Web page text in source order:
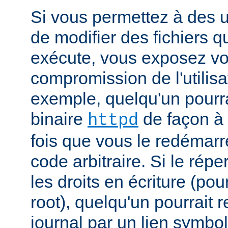
Si vous permettez à des
de modifier des fichiers
exécute, vous exposez
compromission de
exemple, quelqu'un
binaire httpd de façon
fois que vous le
code arbitraire. Si le
les droits en écriture
root), quelqu'un pourrait
journal par un lien